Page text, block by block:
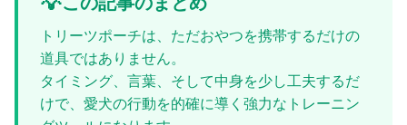
トリーツポーチは、ただおやつを携帯するだけの
道具ではありません。
タイミング、言葉、そして中身を少し工夫するだ
けで、愛犬の行動を的確に導く強力なトレーニン